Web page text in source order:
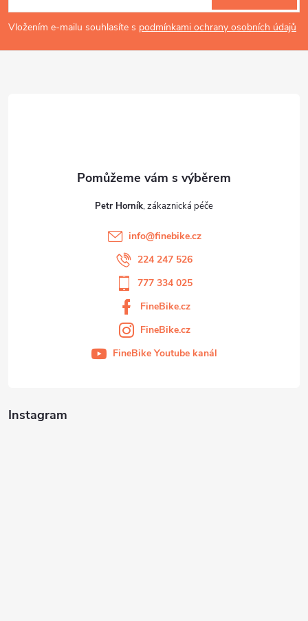
p
a
Vložením e-mailu souhlasíte s podmínkami ochrany osobních údajů
Instagram
Petr Horník
info@finebike.cz
224 247 526
777 334 025
FineBike.cz
FineBike.cz
FineBike Youtube kanál